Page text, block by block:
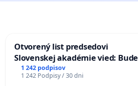
Otvorený list predsedovi
Slovenskej akadémie vied: Bude
mať Vízia Slovenska 2040 mravnú
chrbticu?
1 242 podpisov
1 242 Podpisy / 30 dni